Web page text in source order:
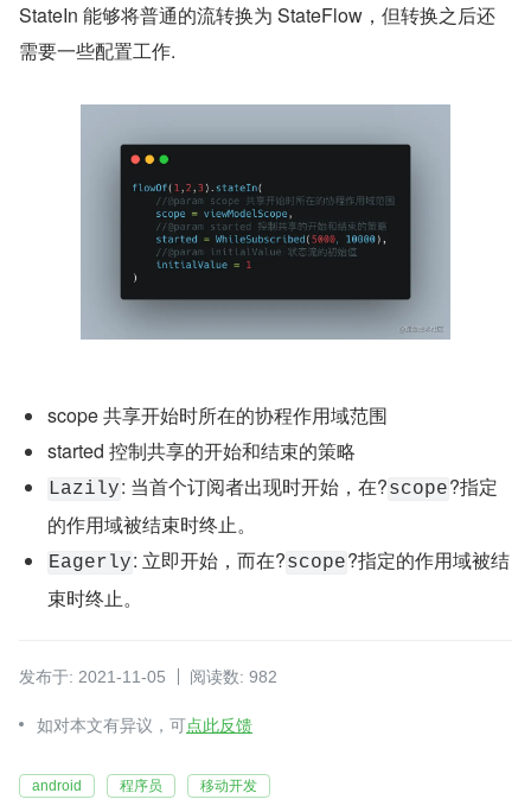
StateIn 能够将普通的流转换为 StateFlow，但转换之后还
需要一些配置工作.
scope 共享开始时所在的协程作用域范围
started 控制共享的开始和结束的策略
Lazily: 当首个订阅者出现时开始，在?scope?指定
的作用域被结束时终止。
Eagerly: 立即开始，而在?scope?指定的作用域被结
束时终止。
发布于: 2021-11-05 阅读数: 982
如对本文有异议，可点此反馈
android 程序员 移动开发